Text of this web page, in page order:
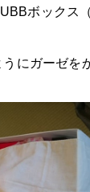
ボックス
うにガーゼを